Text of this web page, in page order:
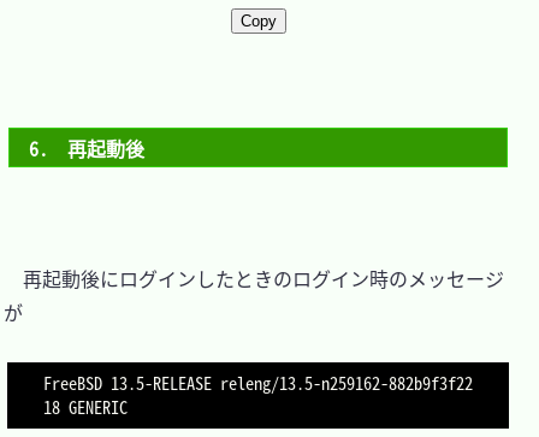
Copy
6.　再起動後
再起動後にログインしたときのログイン時のメッセージ
が
FreeBSD 13.5-RELEASE releng/13.5-n259162-882b9f3f22